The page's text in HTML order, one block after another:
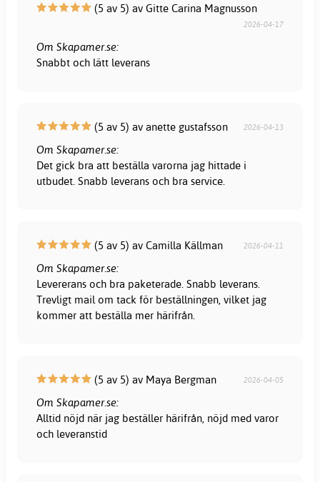
(5 av 5) av Gitte Carina Magnusson
2026-04-17
Om Skapamer.se:
Snabbt och lätt leverans
(5 av 5) av anette gustafsson 2026-04-13
Om Skapamer.se:
Det gick bra att beställa varorna jag hittade i
utbudet. Snabb leverans och bra service.
(5 av 5) av Camilla Källman 2026-04-11
Om Skapamer.se:
Levererans och bra paketerade. Snabb leverans.
Trevligt mail om tack för beställningen, vilket jag
kommer att beställa mer härifrån.
(5 av 5) av Maya Bergman 2026-04-05
Om Skapamer.se:
Alltid nöjd när jag beställer härifrån, nöjd med varor
och leveranstid